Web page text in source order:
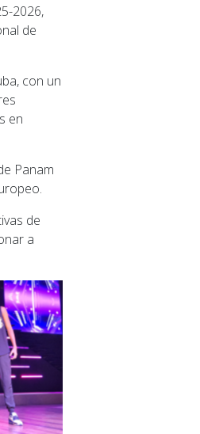
2026,
de
con un
en
Panam
de
a